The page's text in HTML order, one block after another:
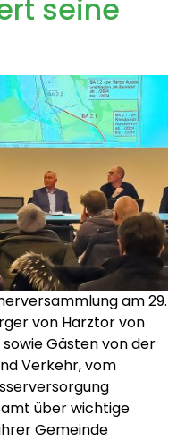
seine
am 29.
von Harztor von
Gästen von der
Verkehr, vom
über wichtige
Gemeinde